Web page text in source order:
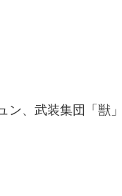
ン、武装集団「獣